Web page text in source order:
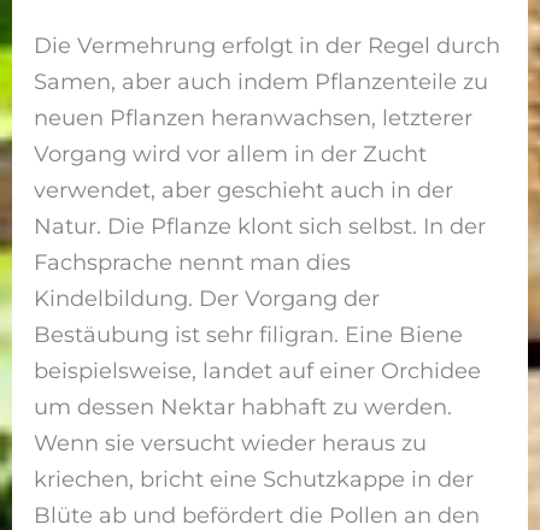
Die Vermehrung erfolgt in der Regel durch
Samen, aber auch indem Pflanzenteile zu
neuen Pflanzen heranwachsen, letzterer
Vorgang wird vor allem in der Zucht
verwendet, aber geschieht auch in der
Natur. Die Pflanze klont sich selbst. In der
Fachsprache nennt man dies
Kindelbildung. Der Vorgang der
Bestäubung ist sehr filigran. Eine Biene
beispielsweise, landet auf einer Orchidee
um dessen Nektar habhaft zu werden.
Wenn sie versucht wieder heraus zu
kriechen, bricht eine Schutzkappe in der
Blüte ab und befördert die Pollen an den